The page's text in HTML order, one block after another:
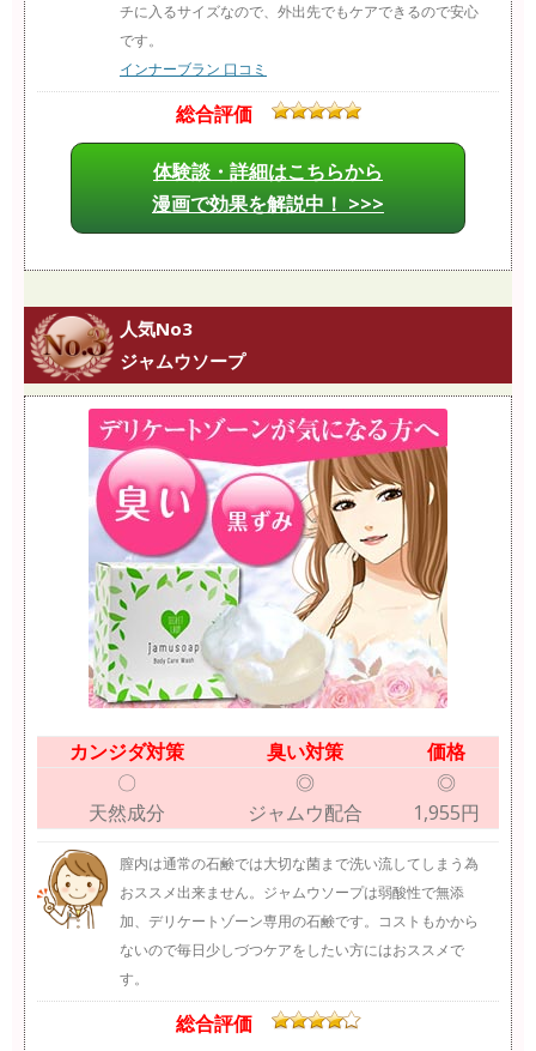
チに入るサイズなので、外出先でもケアできるので安心
です。
インナーブラン 口コミ
総合評価
体験談・詳細はこちらから
漫画で効果を解説中！ >>>
人気No3
ジャムウソープ
カンジダ対策 臭い対策
価格
〇
天然成分
◎
ジャムウ配合
◎
1,955円
膣内は通常の石鹸では大切な菌まで洗い流してしまう為
おススメ出来ません。ジャムウソープは弱酸性で無添
加、デリケートゾーン専用の石鹸です。コストもかから
ないので毎日少しづつケアをしたい方にはおススメで
す。
総合評価